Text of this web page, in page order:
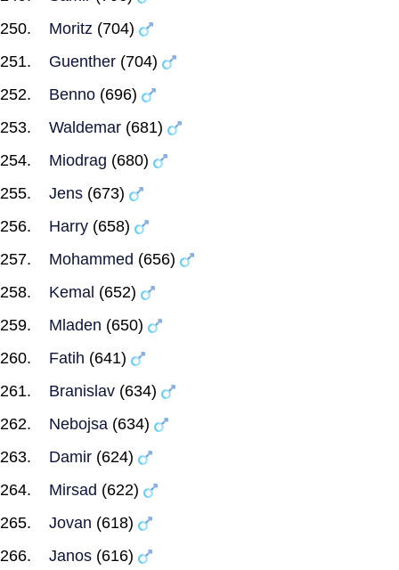
Moritz (704)
Guenther (704)
Benno (696)
Waldemar (681)
Miodrag (680)
Jens (673)
Harry (658)
Mohammed (656)
Kemal (652)
Mladen (650)
Fatih (641)
Branislav (634)
Nebojsa (634)
Damir (624)
Mirsad (622)
Jovan (618)
Janos (616)